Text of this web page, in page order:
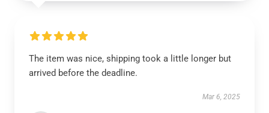
The item was nice, shipping took a little longer but
arrived before the deadline.
Mar 6, 2025